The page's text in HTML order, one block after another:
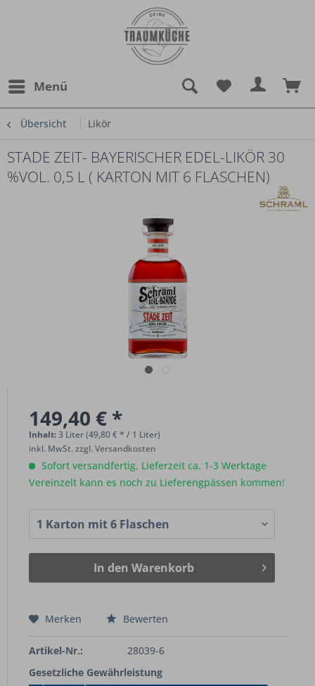
Menü
Übersicht Likör
STADE ZEIT- BAYERISCHER EDEL-LIKÖR 30
%VOL. 0,5 L ( KARTON MIT 6 FLASCHEN)
149,40 € *
Inhalt:3 Liter (49,80 € * / 1 Liter)
inkl. MwSt.zzgl. Versandkosten
Sofort versandfertig, Lieferzeit ca. 1-3 Werktage
Vereinzelt kann es noch zu Lieferengpässen kommen!
In den Warenkorb
Merken Bewerten
Artikel-Nr.:
28039-6
Gesetzliche Gewährleistung